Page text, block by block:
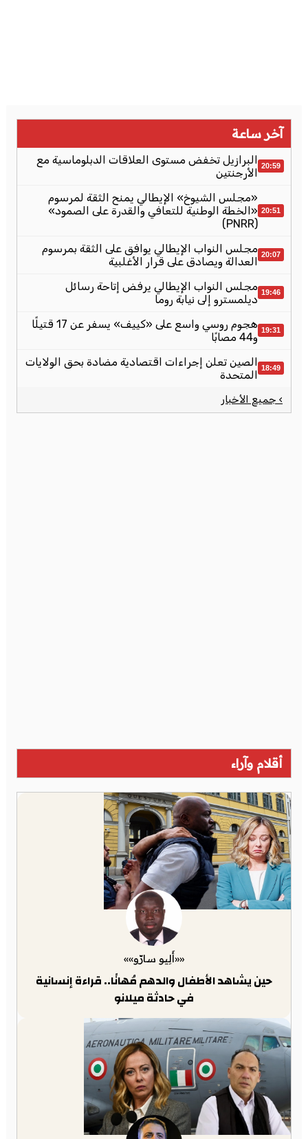
آخر ساعة
20:59 البرازيل تخفض مستوى العلاقات الدبلوماسية مع
الأرجنتين
20:51
«مجلس الشيوخ» الإيطالي يمنح الثقة لمرسوم
«الخطة الوطنية للتعافي والقدرة على الصمود»
(PNRR)
20:07 مجلس النواب الإيطالي يوافق على الثقة بمرسوم
العدالة ويصادق على قرار الأغلبية
19:46 مجلس النواب الإيطالي يرفض إتاحة رسائل
ديلمسترو إلى نيابة روما
19:31
هجوم روسي واسع على «كييف» يسفر عن 17 قتيلًا
و44 مصابًا
18:49 الصين تعلن إجراءات اقتصادية مضادة بحق الولايات
المتحدة
› جميع الأخبار
أقلام وآراء
««أَلِيو سارّو»»
حين يشاهد الأطفال والدهم مُهانًا.. قراءة إنسانية
في حادثة ميلانو